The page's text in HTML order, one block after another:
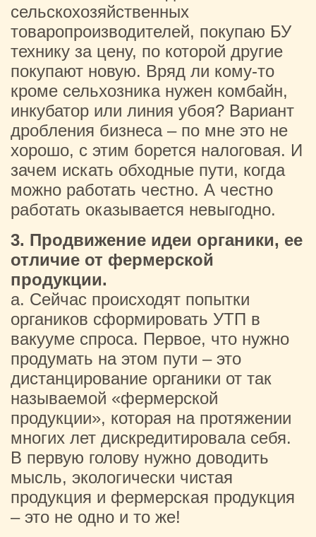
сельскохозяйственных
товаропроизводителей, покупаю БУ
технику за цену, по которой другие
покупают новую. Вряд ли кому-то
кроме сельхозника нужен комбайн,
инкубатор или линия убоя? Вариант
дробления бизнеса – по мне это не
хорошо, с этим борется налоговая. И
зачем искать обходные пути, когда
можно работать честно. А честно
работать оказывается невыгодно.
3. Продвижение идеи органики, ее
отличие от фермерской
продукции.
a. Сейчас происходят попытки
органиков сформировать УТП в
вакууме спроса. Первое, что нужно
продумать на этом пути – это
дистанцирование органики от так
называемой «фермерской
продукции», которая на протяжении
многих лет дискредитировала себя.
В первую голову нужно доводить
мысль, экологически чистая
продукция и фермерская продукция
– это не одно и то же!